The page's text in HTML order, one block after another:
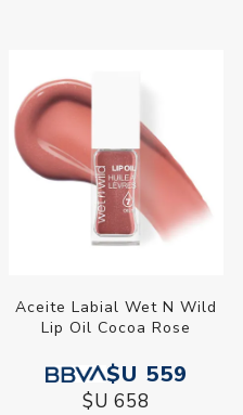
Aceite Labial Wet N Wild
Lip Oil Cocoa Rose
$U 559
$U 658